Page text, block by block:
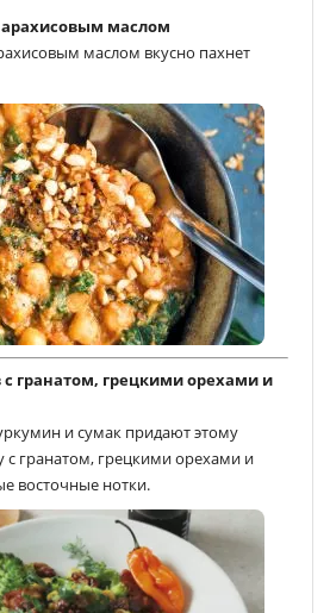
маслом
маслом вкусно пахнет
гранатом, грецкими орехами и
и сумак придают этому
с гранатом, грецкими орехами и
восточные нотки.